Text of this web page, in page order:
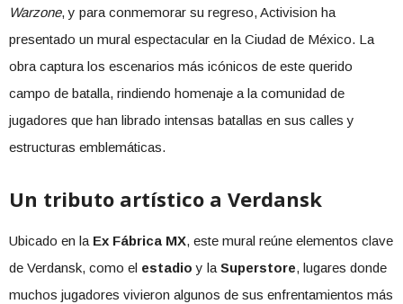
Warzone, y para conmemorar su regreso, Activision ha
presentado un mural espectacular en la Ciudad de México. La
obra captura los escenarios más icónicos de este querido
campo de batalla, rindiendo homenaje a la comunidad de
jugadores que han librado intensas batallas en sus calles y
estructuras emblemáticas.
Un tributo artístico a Verdansk
Ubicado en la Ex Fábrica MX, este mural reúne elementos clave
de Verdansk, como el estadio y la Superstore, lugares donde
muchos jugadores vivieron algunos de sus enfrentamientos más